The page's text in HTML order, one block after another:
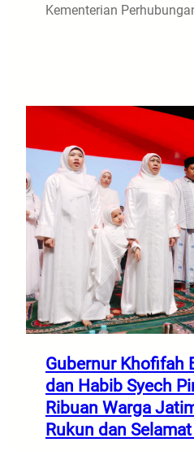
Kementerian
Gubernur Khofifah
dan Habib Syech
Ribuan Warga
Rukun dan